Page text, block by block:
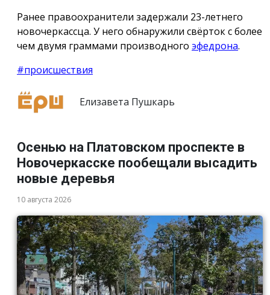
Ранее правоохранители задержали 23-летнего
новочеркассца. У него обнаружили свёрток с более
чем двумя граммами производного эфедрона.
#происшествия
Елизавета Пушкарь
Осенью на Платовском проспекте в
Новочеркасске пообещали высадить
новые деревья
10 августа 2026